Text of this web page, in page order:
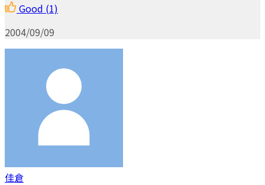
Good (1)
2004/09/09
佳倉